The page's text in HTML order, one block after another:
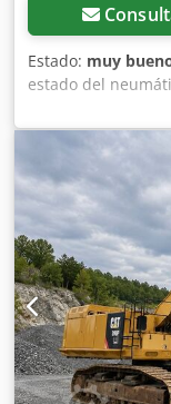
Estado: muy
estado del
acondicionado,
2019 Horas de
cerrada Aire
Cámara de
centralizado
aproximadamente
m³ Motor CAT
condiciones de
reciente realizado